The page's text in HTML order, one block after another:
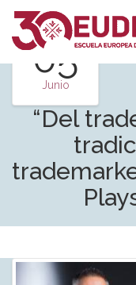
05
Junio
“Del